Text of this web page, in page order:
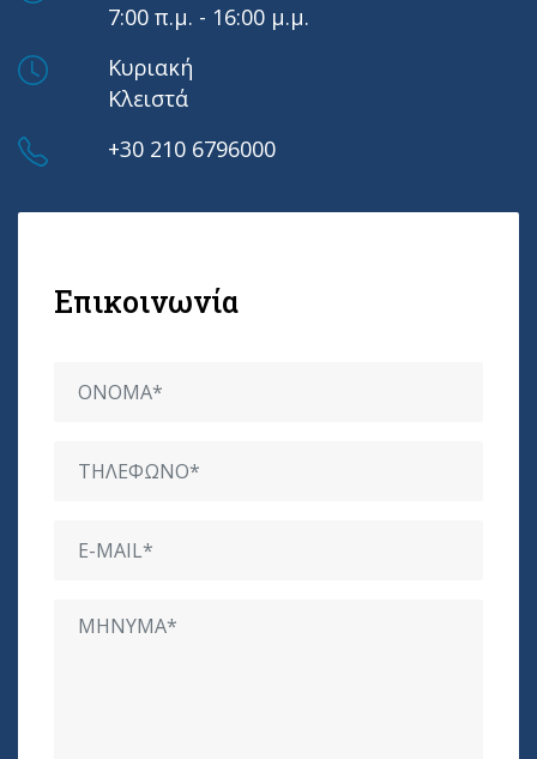
7:00 π.μ. - 16:00 μ.μ.
Κυριακή
Κλειστά
+30 210 6796000
Επικοινωνία